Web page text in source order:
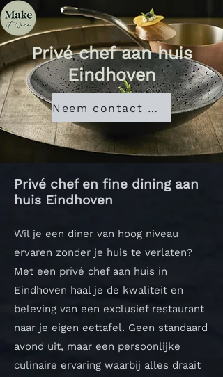
Privé chef aan huis
Eindhoven
Neem contact met ons op
Privé chef en fine dining aan
huis Eindhoven
Wil je een diner van hoog niveau
ervaren zonder je huis te verlaten?
Met een privé chef aan huis in
Eindhoven haal je de kwaliteit en
beleving van een exclusief restaurant
naar je eigen eettafel. Geen standaard
avond uit, maar een persoonlijke
culinaire ervaring waarbij alles draait